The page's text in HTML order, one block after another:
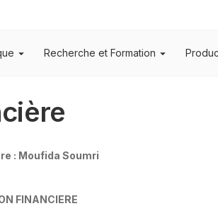
Recherche et Formation
: Moufida Soumri
FINANCIERE